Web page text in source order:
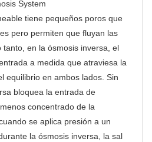
tiene pequeños poros que
pero permiten que fluyan las
tanto, en la ósmosis inversa, el
a medida que atraviesa la
equilibrio en ambos lados. Sin
bloquea la entrada de
concentrado de la
se aplica presión a un
la ósmosis inversa, la sal